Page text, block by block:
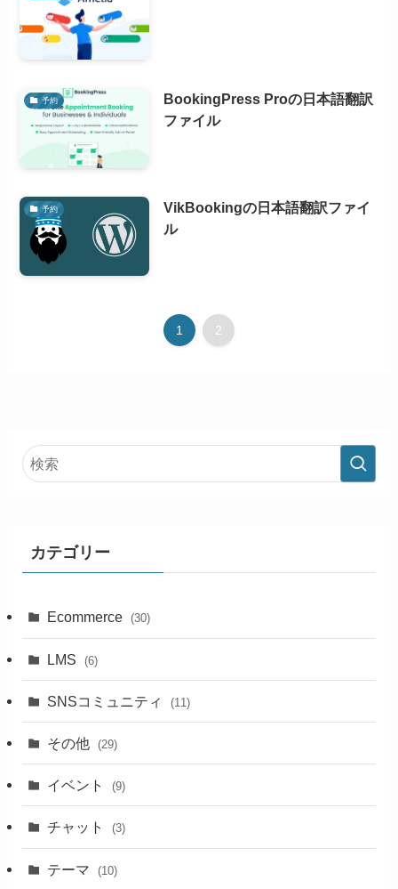
予約
BookingPress Proの日本語翻訳
ファイル
予約
VikBookingの日本語翻訳ファイ
ル
1 2
カテゴリー
Ecommerce (30)
LMS (6)
SNSコミュニティ (11)
その他 (29)
イベント (9)
チャット (3)
テーマ (10)